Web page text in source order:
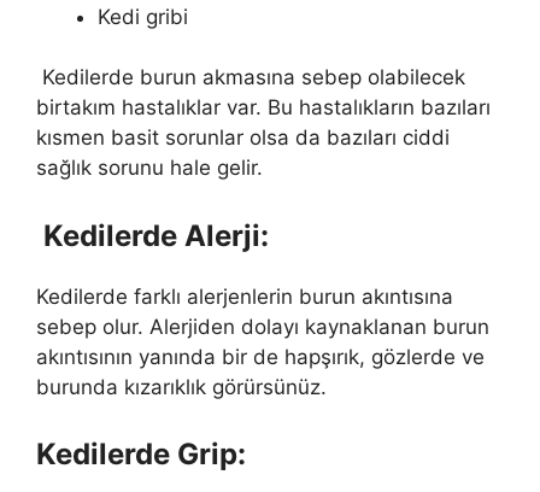
Kedi gribi
Kedilerde burun akmasına sebep olabilecek
birtakım hastalıklar var. Bu hastalıkların bazıları
kısmen basit sorunlar olsa da bazıları ciddi
sağlık sorunu hale gelir.
Kedilerde Alerji:
Kedilerde farklı alerjenlerin burun akıntısına
sebep olur. Alerjiden dolayı kaynaklanan burun
akıntısının yanında bir de hapşırık, gözlerde ve
burunda kızarıklık görürsünüz.
Kedilerde Grip: